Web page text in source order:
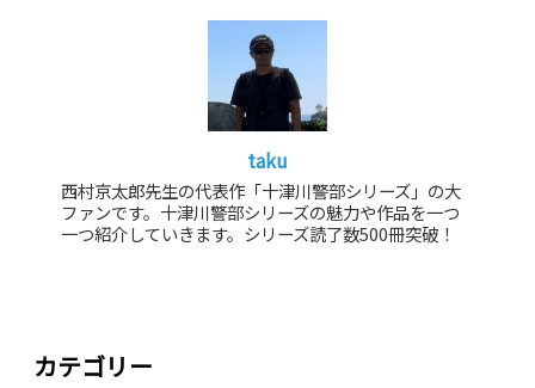
taku
西村京太郎先生の代表作「十津川警部シリーズ」の大
ファンです。十津川警部シリーズの魅力や作品を一つ
一つ紹介していきます。シリーズ読了数500冊突破！
カテゴリー